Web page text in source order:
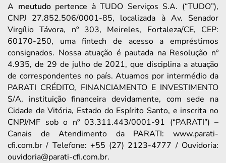
A meutudopertence à TUDO Serviços S.A. (“TUDO”),
CNPJ 27.852.506/0001-85, localizada à Av. Senador
Virgílio Távora, nº 303, Meireles, Fortaleza/CE, CEP:
60170-250, uma fintech de acesso a empréstimos
consignados. Nossa atuação é pautada na Resolução nº
4.935, de 29 de julho de 2021, que disciplina a atuação
de correspondentes no país. Atuamos por intermédio da
PARATI CRÉDITO, FINANCIAMENTO E INVESTIMENTO
S/A, instituição financeira devidamente, com sede na
Cidade de Vitória, Estado do Espírito Santo, e inscrita no
CNPJ/MF sob o nº 03.311.443/0001-91 (“PARATI”) –
Canais de Atendimento da PARATI: www.parati-
cfi.com.br / Telefone: +55 (27) 2123-4777 / Ouvidoria:
ouvidoria@parati-cfi.com.br.